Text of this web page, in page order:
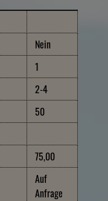
Nein
1
2-4
50
75,00
Auf
Anfrage